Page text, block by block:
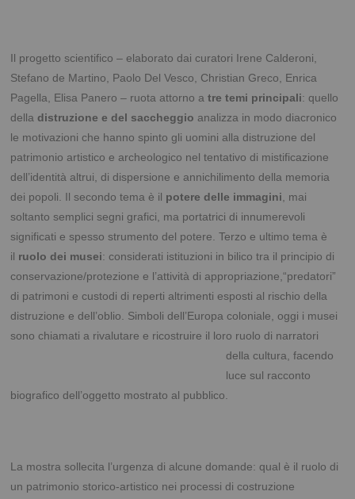
Il progetto scientifico – elaborato dai curatori Irene Calderoni,
Stefano de Martino, Paolo Del Vesco, Christian Greco, Enrica
Pagella, Elisa Panero – ruota attorno atre temi principali: quello
delladistruzione e del saccheggio analizza in modo diacronico
le motivazioni che hanno spinto gli uomini alla distruzione del
patrimonio artistico e archeologico nel tentativo di mistificazione
dell’identità altrui, di dispersione e annichilimento della memoria
dei popoli. Il secondo tema è il potere delle immagini, mai
soltanto semplici segni grafici, ma portatrici di innumerevoli
significati e spesso strumento del potere. Terzo e ultimo tema è
il ruolo dei musei: considerati istituzioni in bilico tra il principio di
conservazione/protezione e l’attività di appropriazione,“predatori”
di patrimoni e custodi di reperti altrimenti esposti al rischio della
distruzione e dell’oblio. Simboli dell’Europa coloniale, oggi i musei
sono chiamati a rivalutare e ricostruire il loro ruolo di narratori
della cultura, facendo
luce sul racconto
biografico dell’oggetto mostrato al pubblico.
La mostra sollecita l’urgenza di alcune domande: qual è il ruolo di
un patrimonio storico-artistico nei processi di costruzione